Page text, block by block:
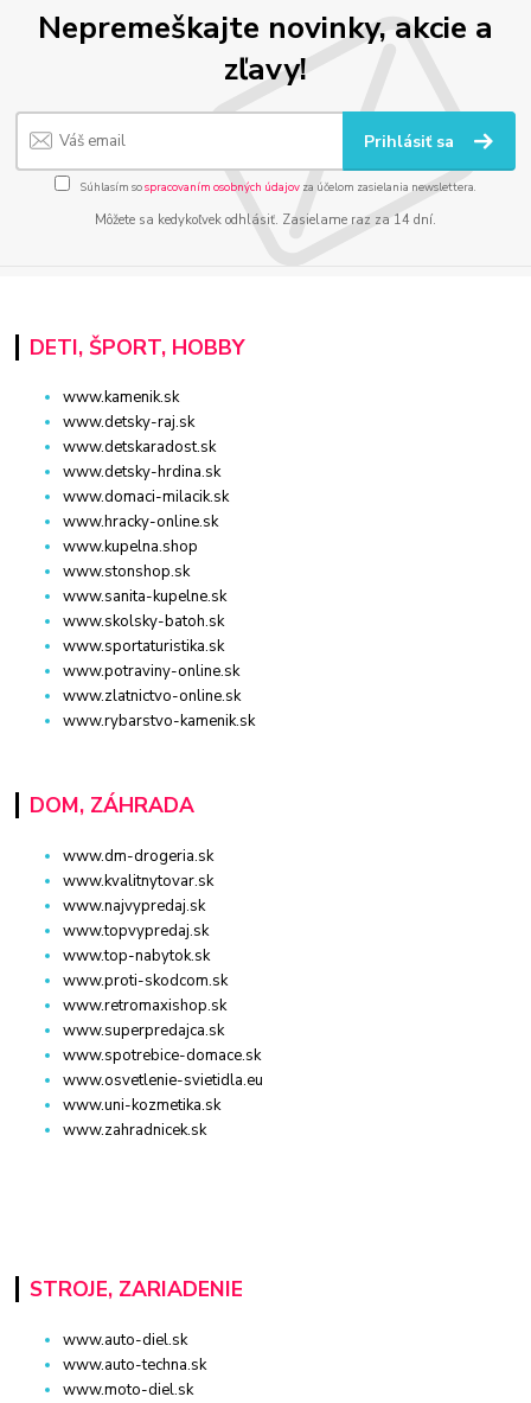
Nepremeškajte novinky, akcie a
zľavy!
Prihlásiť sa
Súhlasím sospracovaním osobných údajov za účelom zasielania newslettera.
Môžete sa kedykoľvek odhlásiť. Zasielame raz za 14 dní.
DETI, ŠPORT, HOBBY
www.kamenik.sk
www.detsky-raj.sk
www.detskaradost.sk
www.detsky-hrdina.sk
www.domaci-milacik.sk
www.hracky-online.sk
www.kupelna.shop
www.stonshop.sk
www.sanita-kupelne.sk
www.skolsky-batoh.sk
www.sportaturistika.sk
www.potraviny-online.sk
www.zlatnictvo-online.sk
www.rybarstvo-kamenik.sk
DOM, ZÁHRADA
www.dm-drogeria.sk
www.kvalitnytovar.sk
www.najvypredaj.sk
www.topvypredaj.sk
www.top-nabytok.sk
www.proti-skodcom.sk
www.retromaxishop.sk
www.superpredajca.sk
www.spotrebice-domace.sk
www.osvetlenie-svietidla.eu
www.uni-kozmetika.sk
www.zahradnicek.sk
STROJE, ZARIADENIE
www.auto-diel.sk
www.auto-techna.sk
www.moto-diel.sk